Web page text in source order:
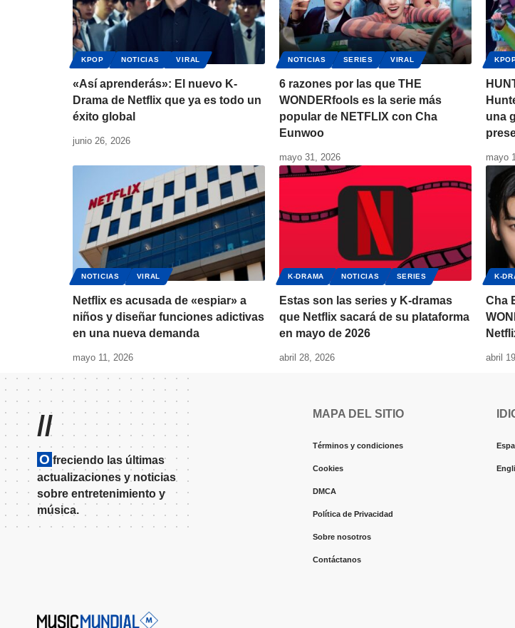
KPOP NOTICIAS VIRAL
«Así aprenderás»: El nuevo K-
Drama de Netflix que ya es todo un
éxito global
junio 26, 2026
NOTICIAS SERIES VIRAL
6 razones por las que THE
WONDERfools es la serie más
popular de NETFLIX con Cha
Eunwoo
mayo 31, 2026
una
mayo
NOTICIAS VIRAL
Netflix es acusada de «espiar» a
niños y diseñar funciones adictivas
en una nueva demanda
mayo 11, 2026
K-DRAMA NOTICIAS SERIES
Estas son las series y K-dramas
que Netflix sacará de su plataforma
en mayo de 2026
abril 28, 2026
K-
Cha
abril
//
O freciendo las últimas
actualizaciones y noticias
sobre entretenimiento y
música.
MAPA DEL SITIO
Términos y condiciones
Cookies
DMCA
Política de Privacidad
Sobre nosotros
Contáctanos